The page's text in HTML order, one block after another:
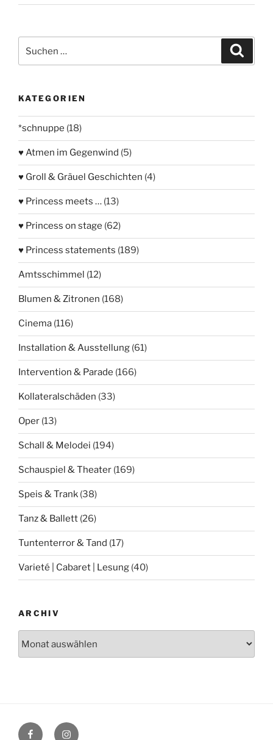
nach:
KATEGORIEN
*schnuppe (18)
♥ Atmen im Gegenwind (5)
♥ Groll & Gräuel Geschichten (4)
♥ Princess meets … (13)
♥ Princess on stage (62)
♥ Princess statements (189)
Amtsschimmel (12)
Blumen & Zitronen (168)
Cinema (116)
Installation & Ausstellung (61)
Intervention & Parade (166)
Kollateralschäden (33)
Oper (13)
Schall & Melodei (194)
Schauspiel & Theater (169)
Speis & Trank (38)
Tanz & Ballett (26)
Tuntenterror & Tand (17)
Varieté | Cabaret | Lesung (40)
ARCHIV
FacebookInstagram